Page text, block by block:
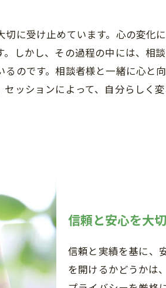
切に受け止めています。心の変化
しかし、その過程の中には、相
のです。相談者様と一緒に心と
ッションによって、自分らしく
信頼と安心を大
信頼と実績を基に、
を開けるかどうかは